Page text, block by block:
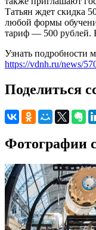
Татьян ждет скидка
любой формы
тариф — 500 рублей.
Узнать подробности
https://vdnh.ru/news/
Поделиться
Фотографии